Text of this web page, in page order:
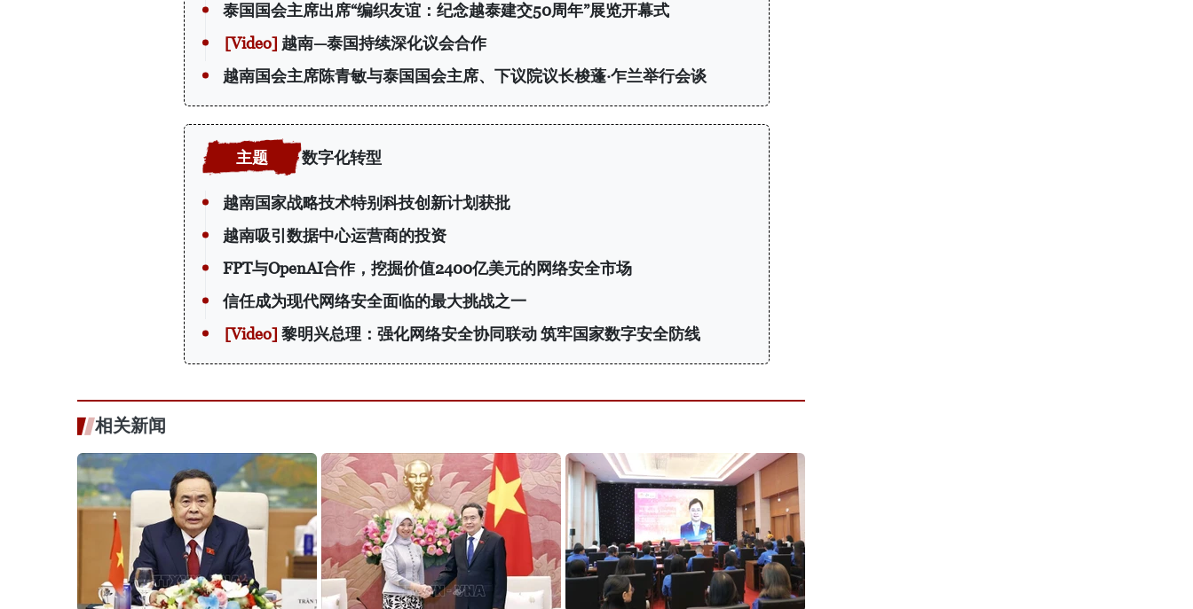
泰国国会主席出席“编织友谊：纪念越泰建交50周年”展览开幕式
越南—泰国持续深化议会合作
越南国会主席陈青敏与泰国国会主席、下议院议长梭蓬·乍兰举行会谈
数字化转型
越南国家战略技术特别科技创新计划获批
越南吸引数据中心运营商的投资
FPT与OpenAI合作，挖掘价值2400亿美元的网络安全市场
信任成为现代网络安全面临的最大挑战之一
黎明兴总理：强化网络安全协同联动 筑牢国家数字安全防线
相关新闻